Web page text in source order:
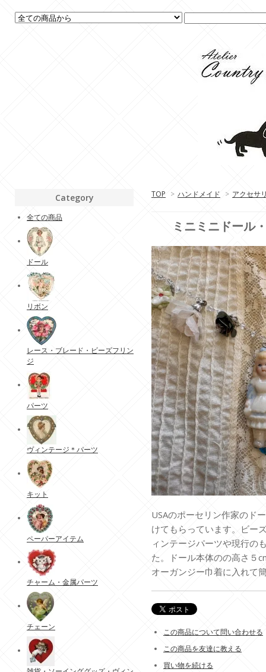
TOP > ハンドメイド > アクセサ
ミニミニドール
USAのポーセリン作家のド
けてもらっています。ビー
ィンテージパーツや現行の
た。ドール本体のの高さ５
オーガンジー巾着に入れて
この商品について問い合わせる
この商品を友達に教える
買い物を続ける
Category
全ての商品
ドール
リボン
レース・ブレード・ビーズフリン
ジ
パーツ
ヴィンテージ＊パーツ
キット
ペーパーアイテム
チャーム・金属パーツ
チェーン